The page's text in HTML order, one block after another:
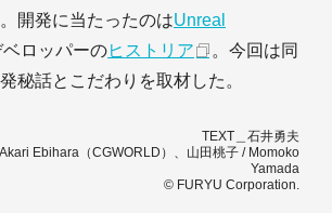
開発に当たったのはUnreal
ロッパーのヒストリア
。今回は同
秘話とこだわりを取材した。
TEXT＿石井勇夫
Ebihara（CGWORLD）、山田桃子 / Momoko
Yamada
© FURYU Corporation.